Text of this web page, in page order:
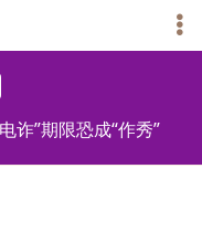
诈”期限恐成“作秀”